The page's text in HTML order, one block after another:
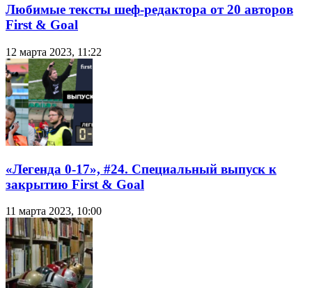
Любимые тексты шеф-редактора от 20 авторов
First & Goal
12 марта 2023, 11:22
«Легенда 0-17», #24. Специальный выпуск к
закрытию First & Goal
11 марта 2023, 10:00